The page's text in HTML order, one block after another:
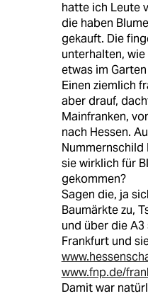
hatte ich Leute
die haben
gekauft. Die
unterhalten,
etwas im
Einen ziemlich
aber drauf,
Mainfranken,
nach Hessen.
Nummernschild
sie wirklich für
gekommen?
Sagen die, ja
Baumärkte zu,
und über die A3
Frankfurt und
www.fnp.de/
Damit war